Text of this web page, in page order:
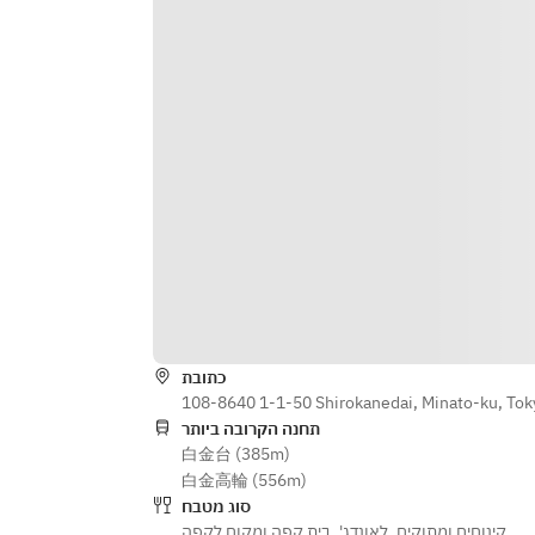
כתובת
108-8640 1-1-50 Shirokanedai, Minato-ku,
תחנה הקרובה ביותר
白金台 (385m)
白金高輪 (556m)
סוג מטבח